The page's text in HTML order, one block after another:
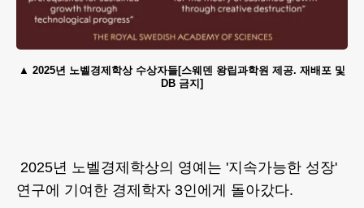
2025년 노벨경제학상 수상자들[스웨덴 왕립과학원 제공. 재배포 및
DB 금지]
2025년 노벨경제학상의 영예는 '지속가능한 성장'
연구에 기여한 경제학자 3인에게 돌아갔다.